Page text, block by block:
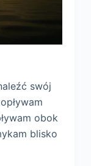
swój
obok
blisko